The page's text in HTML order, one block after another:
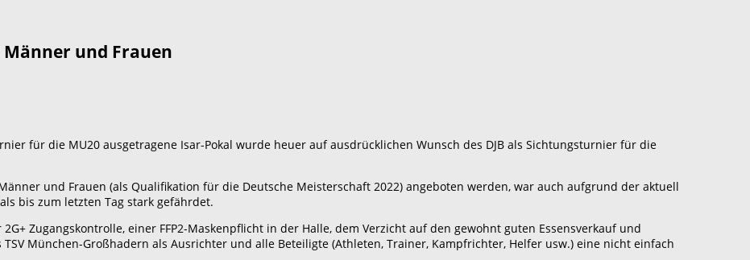
und Frauen
für die MU20 ausgetragene Isar-Pokal wurde heuer auf ausdrücklichen Wunsch des DJB als Sichtungsturnier für die
und Frauen (als Qualifikation für die Deutsche Meisterschaft 2022) angeboten werden, war auch aufgrund der aktuell
bis zum letzten Tag stark gefährdet.
Zugangskontrolle, einer FFP2-Maskenpflicht in der Halle, dem Verzicht auf den gewohnt guten Essensverkauf und
München-Großhadern als Ausrichter und alle Beteiligte (Athleten, Trainer, Kampfrichter, Helfer usw.) eine nicht einfach